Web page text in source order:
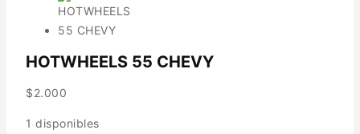
HOTWHEELS 55 CHEVY
$2.000
1 disponibles